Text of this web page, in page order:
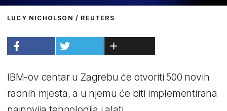
LUCY NICHOLSON / REUTERS
IBM-ov centar u Zagrebu će otvoriti 500 novih
radnih mjesta, a u njemu će biti implementirana